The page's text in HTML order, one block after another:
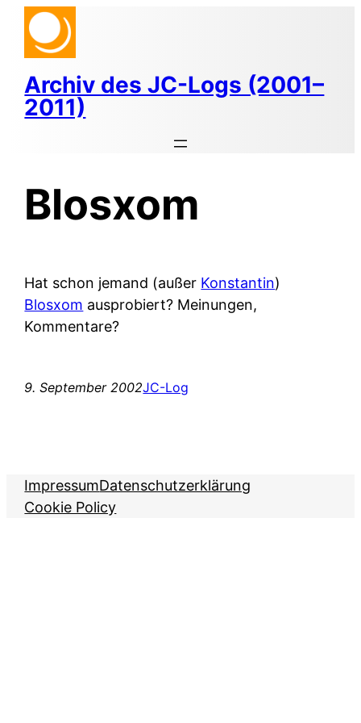
Zum
Inhalt
springen
Archiv des JC-Logs (2001–
2011)
Blosxom
Hat schon jemand (außer Konstantin)
Blosxom ausprobiert? Meinungen,
Kommentare?
9. September 2002JC-Log
ImpressumDatenschutzerklärung
Cookie Policy